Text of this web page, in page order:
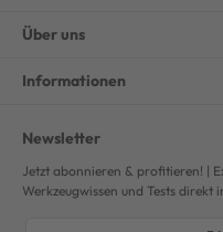
Über uns
Informationen
Newsletter
Jetzt abonnieren & profitieren! |
Werkzeugwissen und Tests direkt